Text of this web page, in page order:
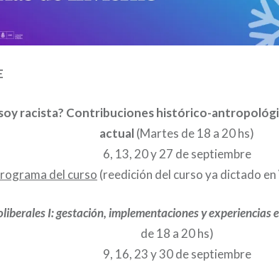
soy racista? Contribuciones histórico-
actual(Martes de 18 a 20 hs)
6, 13, 20 y 27 de septiembre
del curso (reedición del curso ya dictado
I: gestación, implementaciones y experiencias
de 18 a 20 hs)
9, 16, 23 y 30 de septiembre